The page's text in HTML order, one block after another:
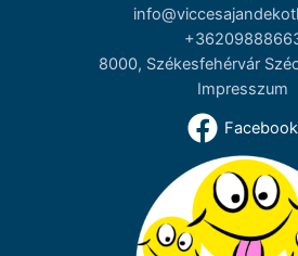
8000, Székesfehérvár
Impresszum
Facebook